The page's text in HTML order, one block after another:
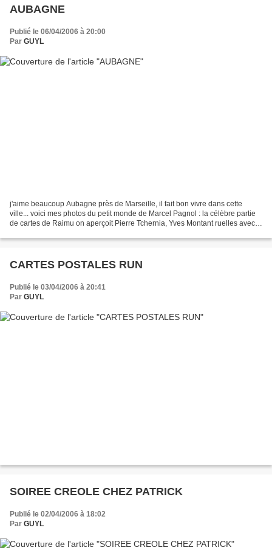
AUBAGNE
Publié le 06/04/2006 à 20:00
Par GUYL
j'aime beaucoup Aubagne près de Marseille, il fait bon vivre dans cette
ville... voici mes photos du petit monde de Marcel Pagnol : la célèbre partie
de cartes de Raimu on aperçoit Pierre Tchernia, Yves Montant ruelles avec
CARTES POSTALES RUN
Publié le 03/04/2006 à 20:41
Par GUYL
SOIREE CREOLE CHEZ PATRICK
Publié le 02/04/2006 à 18:02
Par GUYL